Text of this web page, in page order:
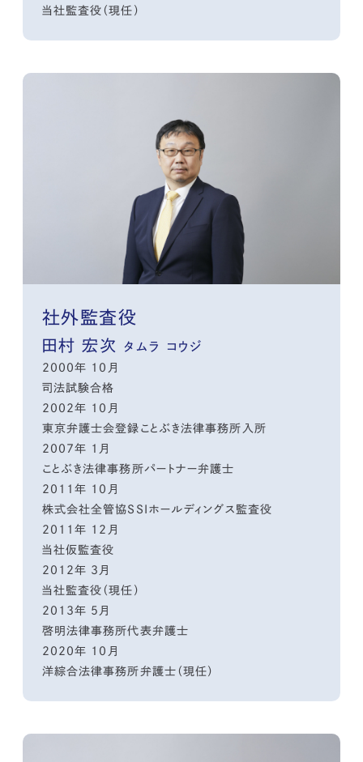
当社監査役（現任）
社外監査役
田村 宏次 タムラ コウジ
2000年 10月
司法試験合格
2002年 10月
東京弁護士会登録ことぶき法律事務所入所
2007年 1月
ことぶき法律事務所パートナー弁護士
2011年 10月
株式会社全管協SSIホールディングス監査役
2011年 12月
当社仮監査役
2012年 3月
当社監査役（現任）
2013年 5月
啓明法律事務所代表弁護士
2020年 10月
洋綜合法律事務所弁護士（現任）